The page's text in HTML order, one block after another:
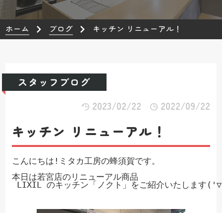
ホーム ブログ キッチン リニューアル！
スタッフブログ
2023/02/22
2022/09/22
キッチン リニューアル！
こんにちは!ミタカ工房の蜂須賀です。
本日は若宮店のリニューアル商品
LIXIL のキッチン「ノクト」をご紹介いたします